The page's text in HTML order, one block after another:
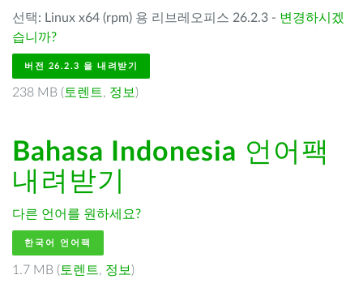
선택: Linux x64 (rpm) 용 리브레오피스 26.2.3 - 변경하시겠
습니까?
버전 26.2.3 을 내려받기
238 MB ( 토렌트, 정보 )
Bahasa Indonesia 언어팩
내려받기
다른 언어를 원하세요?
한국어 언어팩
1.7 MB ( 토렌트, 정보 )